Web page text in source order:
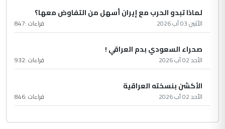
لماذا تبدو الحرب مع إيران أسهل من التفاوض معها؟
الأثنين 03 آب 2026 قراءات :847
صحراء السعودي بدم العراقي !
الأحد 02 آب 2026 قراءات :932
الأكشن بنسخته العراقية
الأحد 02 آب 2026 قراءات :846